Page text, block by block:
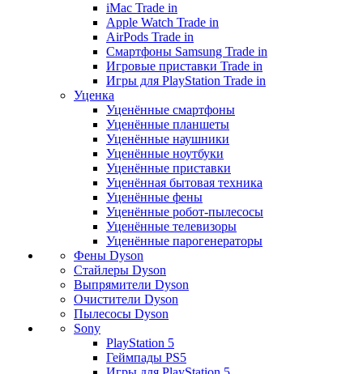
iMac Trade in
Apple Watch Trade in
AirPods Trade in
Смартфоны Samsung Trade in
Игровые приставки Trade in
Игры для PlayStation Trade in
Уценка
Уценённые смартфоны
Уценённые планшеты
Уценённые наушники
Уценённые ноутбуки
Уценённые приставки
Уценённая бытовая техника
Уценённые фены
Уценённые робот-пылесосы
Уценённые телевизоры
Уценённые парогенераторы
Фены Dyson
Стайлеры Dyson
Выпрямители Dyson
Очистители Dyson
Пылесосы Dyson
Sony
PlayStation 5
Геймпады PS5